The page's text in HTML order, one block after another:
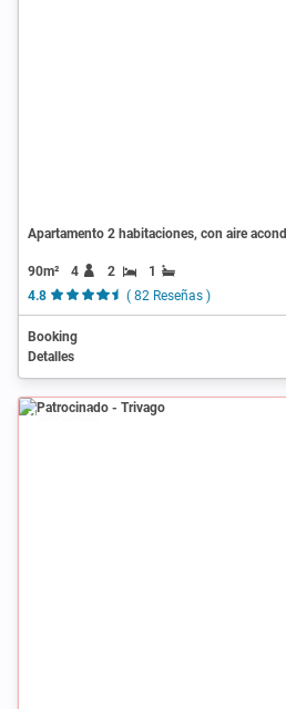
Apartamento 2 habitaciones, con aire
90m² 4 2
1
4.8
( 82 Reseñas )
Booking
Detalles
Patrocinado